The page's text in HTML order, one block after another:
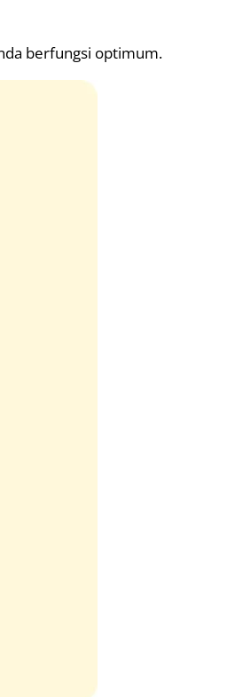
berfungsi optimum.